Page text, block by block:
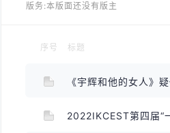
版务:本版面还没有版主
序号 标题
《宇辉和他的女人》
2022IKCEST第四届